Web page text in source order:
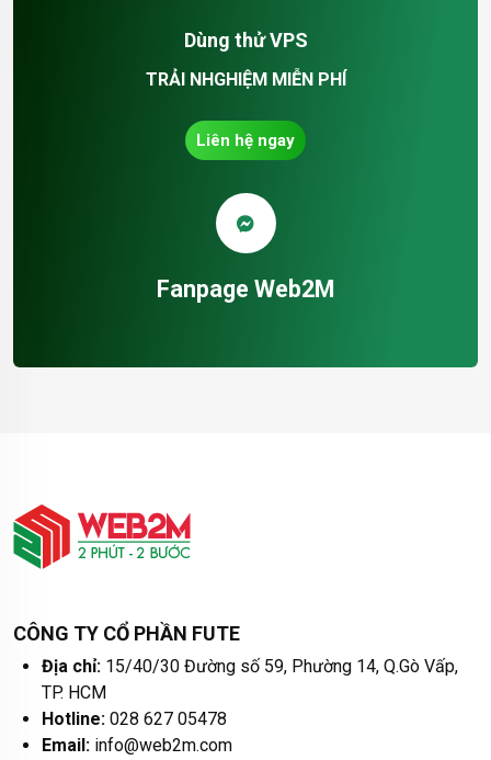
Dùng thử VPS
TRẢI NHGHIỆM MIỄN PHÍ
Liên hệ ngay
Fanpage Web2M
CÔNG TY CỔ PHẦN FUTE
Địa chỉ:15/40/30 Đường số 59, Phường 14, Q.Gò Vấp,
TP. HCM
Hotline:028 627 05478
Email:info@web2m.com